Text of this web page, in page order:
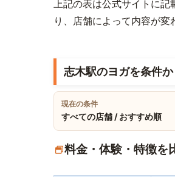
上記の表は公式サイトに記
り、店舗によって内容が変
志木駅のヨガを条件
現在の条件
すべての店舗 / おすすめ順
料金・体験・特徴を